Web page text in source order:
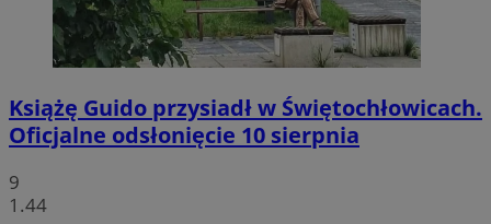
Książę Guido przysiadł w Świętochłowicach.
Oficjalne odsłonięcie 10 sierpnia
9
1.44